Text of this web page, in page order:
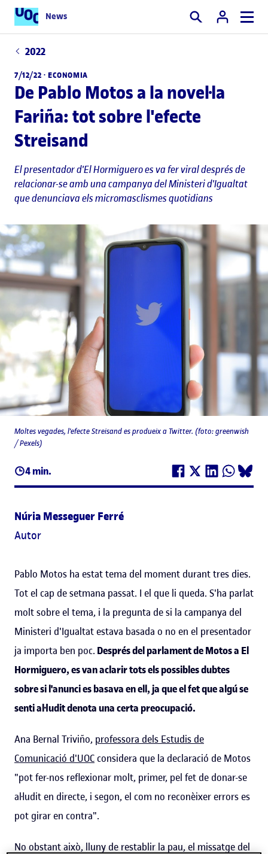
News Cercar
2022
7/12/22 · ECONOMIA
De Pablo Motos a la novel·la
Fariña: tot sobre l'efecte
Streisand
El presentador d'El Hormiguero es va fer viral després de
relacionar-se amb una campanya del Ministeri d'Igualtat
que denunciava els micromasclismes quotidians
4 min.
Moltes vegades, l'efecte Streisand es produeix a Twitter. (foto: greenwish
/ Pexels)
Núria Messeguer Ferré
Autor
Pablo Motos ha estat tema del moment durant tres dies.
Tot el cap de setmana passat. I el que li queda. S'ha parlat
molt sobre el tema, i la pregunta de si la campanya del
Ministeri d'Igualtat estava basada o no en el presentador
ja importa ben poc. Després del parlament de Motos a El
Hormiguero, es van aclarir tots els possibles dubtes
sobre si l'anunci es basava en ell, ja que el fet que algú se
senti al·ludit denota una certa preocupació.
Ana Bernal Triviño, professora dels Estudis de
Comunicació d'UOCconsidera que la declaració de Motos
"pot fer-nos reflexionar molt, primer, pel fet de donar-se
al·ludit en directe, i segon, el com no reconèixer errors es
pot girar en contra".
No obstant això, lluny de restablir la pau, el missatge del